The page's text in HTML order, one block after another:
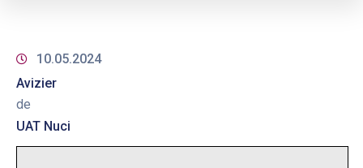
10.05.2024
Avizier
de
UAT Nuci